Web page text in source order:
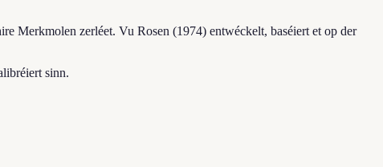
Merkmolen zerléet. Vu Rosen (1974) entwéckelt, baséiert et op der
sinn.